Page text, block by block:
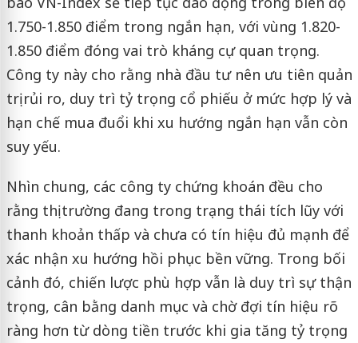
1.750-1.850 điểm trong ngắn hạn, với vùng 1.820-
1.850 điểm đóng vai trò kháng cự quan trọng.
Công ty này cho rằng nhà đầu tư nên ưu tiên quản
trị rủi ro, duy trì tỷ trọng cổ phiếu ở mức hợp lý và
hạn chế mua đuổi khi xu hướng ngắn hạn vẫn còn
suy yếu.
Nhìn chung, các công ty chứng khoán đều cho
rằng thị trường đang trong trạng thái tích lũy với
thanh khoản thấp và chưa có tín hiệu đủ mạnh để
xác nhận xu hướng hồi phục bền vững. Trong bối
cảnh đó, chiến lược phù hợp vẫn là duy trì sự thận
trọng, cân bằng danh mục và chờ đợi tín hiệu rõ
ràng hơn từ dòng tiền trước khi gia tăng tỷ trọng